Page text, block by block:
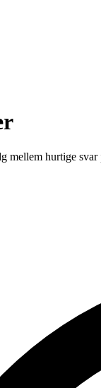
hurtige svar